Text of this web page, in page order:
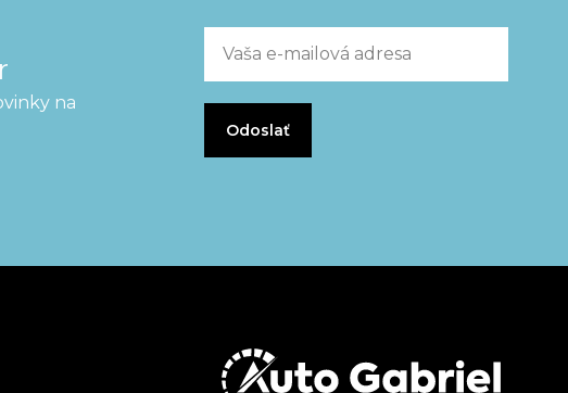
na